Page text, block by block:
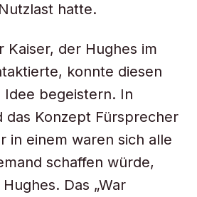
hatte.
Kaiser, der Hughes im
konnte diesen
begeistern. In
das Konzept Fürsprecher
in einem waren sich alle
schaffen würde,
Das „War